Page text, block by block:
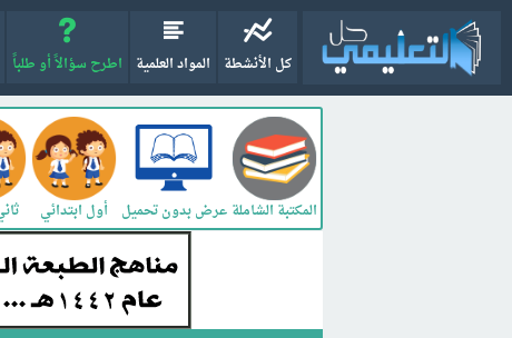
كل الأنشطة المواد العلمية اطرح سؤالاً أو طلباً
المكتبة الشاملة عرض بدون تحميل أول ابتدائي